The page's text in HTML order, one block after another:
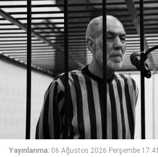
Yayınlanma: 06 Ağustos 2026 Perşembe 17:41